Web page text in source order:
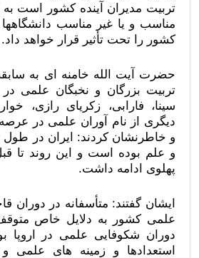
تربیت مدیران آینده کشور است
مناسب و یا غیر مناسب دانشگاهها
کشور را تحت تأثیر قرار خواهد داد.
حضرت آیت الله خامنه ای به
تربیت بزرگان و نخبگان علمی
سینا، فارابی، زکریای رازی،
دیگری از نام آوران علمی در
و خاطرنشان کردند: ایران در طول
و علم بوده است و این روند تا
پهلوی ادامه داشت.
ایشان گفتند: متأسفانه در دوران
علمی کشور به دلایل خاص
دوران شکوفایی علمی در اروپا
استعدادها و زمینه های علمی